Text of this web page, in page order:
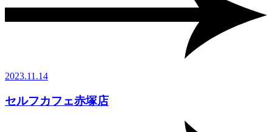
2023.11.14
セルフカフェ赤塚店